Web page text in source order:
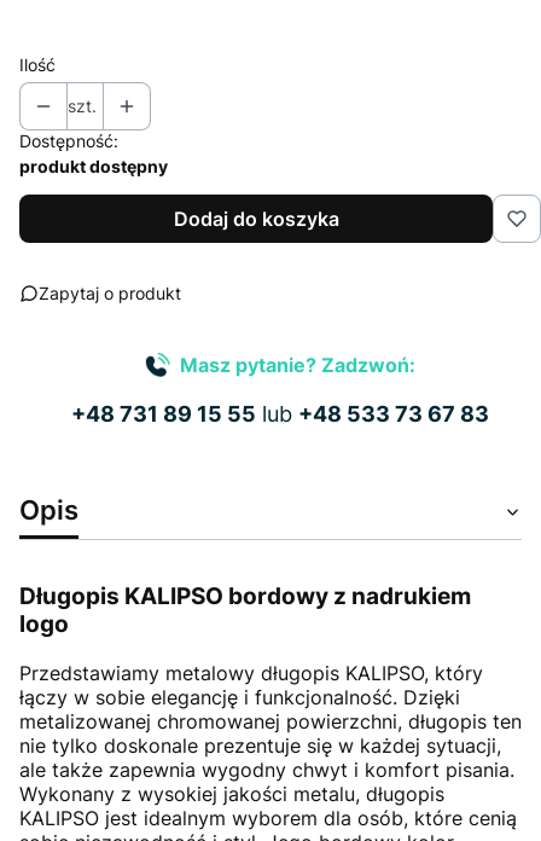
Ilość
szt.
Dostępność:
produkt dostępny
Dodaj do koszyka
Zapytaj o produkt
Masz pytanie? Zadzwoń:
+48 731 89 15 55 lub +48 533 73 67 83
Opis
Długopis KALIPSO bordowy z nadrukiem
logo
Przedstawiamy metalowy długopis KALIPSO, który
łączy w sobie elegancję i funkcjonalność. Dzięki
metalizowanej chromowanej powierzchni, długopis ten
nie tylko doskonale prezentuje się w każdej sytuacji,
ale także zapewnia wygodny chwyt i komfort pisania.
Wykonany z wysokiej jakości metalu, długopis
KALIPSO jest idealnym wyborem dla osób, które cenią